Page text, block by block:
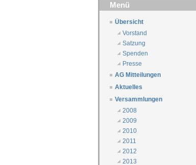
Menü
Übersicht
Vorstand
Satzung
Spenden
Presse
AG Mitteilungen
Aktuelles
Versammlungen
2008
2009
2010
2011
2012
2013